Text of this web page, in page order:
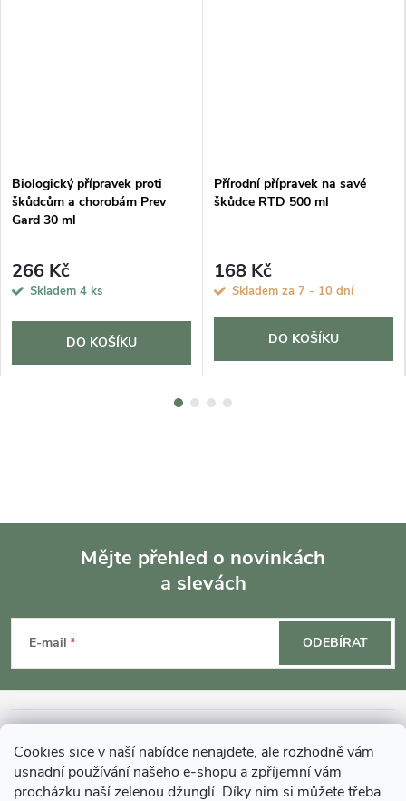
Cookies sice v naší nabídce nenajdete, ale rozhodně vám
usnadní používání našeho e-shopu a zpříjemní vám
procházku naší zelenou džunglí. Díky nim si můžete třeba
Biologický přípravek proti
škůdcům a chorobám Prev
Gard 30 ml
266 Kč
Skladem 4 ks
DO KOŠÍKU
Přírodní přípravek na savé
škůdce RTD 500 ml
168 Kč
Skladem za 7 - 10 dní
DO KOŠÍKU
p
a
Mějte přehled o novinkách
a slevách
E-mail ODEBÍRAT
MOHLO BY VÁS ZAJÍMAT